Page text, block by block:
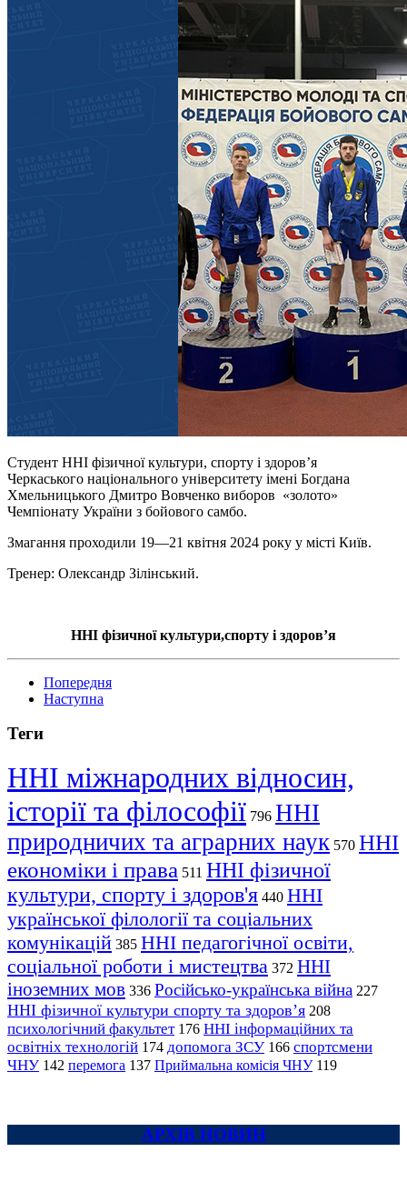
Студент ННІ фізичної культури, спорту і здоровʼя
Черкаського національного університету імені Богдана
Хмельницького Дмитро Вовченко виборов «золото»
Чемпіонату України з бойового самбо.
Змагання проходили 19—21 квітня 2024 року у місті Київ.
Тренер: Олександр Зілінський.
ННІ фізичної культури,спорту і здоров’я
Попередня
Наступна
Теги
ННІ міжнародних відносин,
історії та філософії 796 ННІ
природничих та аграрних наук 570 ННІ
економіки і права 511 ННІ фізичної
культури, спорту і здоров'я 440 ННІ
української філології та соціальних
комунікацій 385 ННІ педагогічної освіти,
соціальної роботи і мистецтва 372 ННІ
іноземних мов 336 Російсько-українська війна 227
ННІ фізичної культури спорту та здоров’я 208
психологічний факультет 176 ННІ інформаційних та
освітніх технологій 174 допомога ЗСУ 166 спортсмени
ЧНУ 142 перемога 137 Приймальна комісія ЧНУ 119
АРХІВ НОВИН